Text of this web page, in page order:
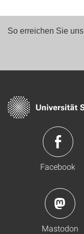
So erreichen Sie uns
Facebook
Mastodon